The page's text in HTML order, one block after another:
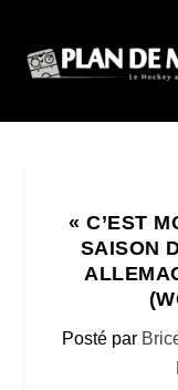
« C’EST
SAISON
Posté par